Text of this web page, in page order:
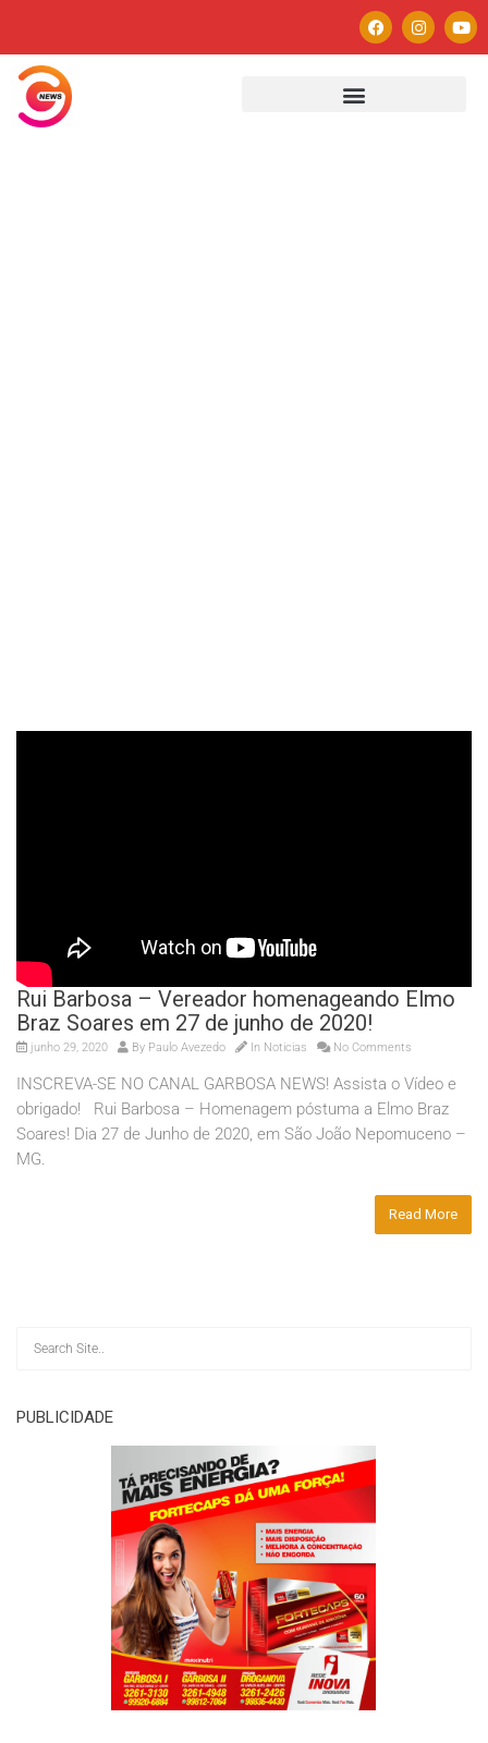
Rui Barbosa – Vereador homenageando Elmo
Braz Soares em 27 de junho de 2020!
junho 29, 2020 By Paulo Avezedo In Noticias No Comments
INSCREVA-SE NO CANAL GARBOSA NEWS! Assista o Vídeo e
obrigado! Rui Barbosa – Homenagem póstuma a Elmo Braz
Soares! Dia 27 de Junho de 2020, em São João Nepomuceno –
MG.
Read More
PUBLICIDADE